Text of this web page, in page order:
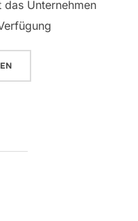
das Unternehmen
„NEUE FACEBOOK-